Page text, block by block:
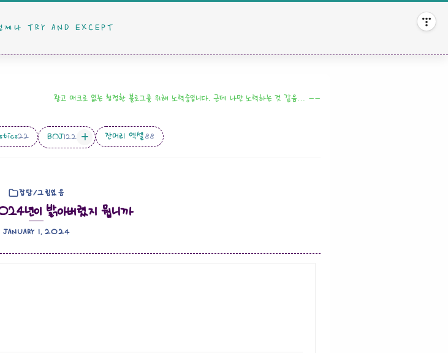
제나 TRY AND EXCEPT
광고 매크로 없는 청정한 블로그를 위해 노력중입니다. 근데 나만 노력하는 것 같음… ㅡㅡ
22 BOJ122 잔머리 엑셀88
잡담/그림있음
년이 밝아버렸지 뭡니까
JANUARY 1. 2024